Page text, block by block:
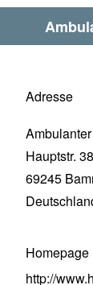
Adresse
Hauptstr. 38
69245
Homepage
http://